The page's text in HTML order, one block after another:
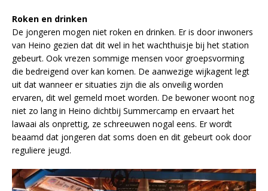
Roken en drinken
De jongeren mogen niet roken en drinken. Er is door inwoners
van Heino gezien dat dit wel in het wachthuisje bij het station
gebeurt. Ook vrezen sommige mensen voor groepsvorming
die bedreigend over kan komen. De aanwezige wijkagent legt
uit dat wanneer er situaties zijn die als onveilig worden
ervaren, dit wel gemeld moet worden. De bewoner woont nog
niet zo lang in Heino dichtbij Summercamp en ervaart het
lawaai als onprettig, ze schreeuwen nogal eens. Er wordt
beaamd dat jongeren dat soms doen en dit gebeurt ook door
reguliere jeugd.